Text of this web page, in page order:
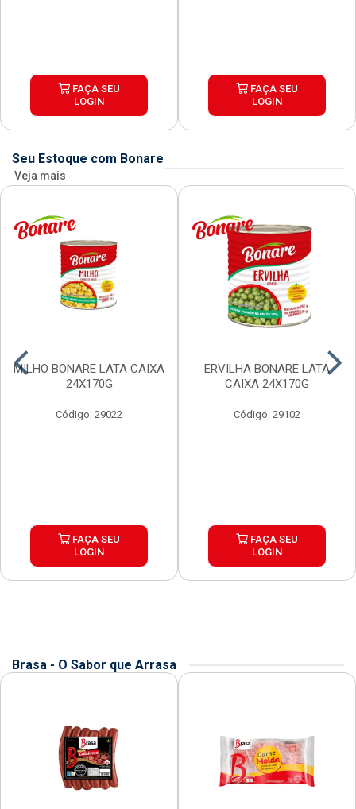
FAÇA SEU
LOGIN
FAÇA SEU
LOGIN
Seu Estoque com Bonare
Veja mais
MILHO BONARE LATA CAIXA
24X170G
Código: 29022
FAÇA SEU
LOGIN
ERVILHA BONARE LATA
CAIXA 24X170G
Código: 29102
FAÇA SEU
LOGIN
Brasa - O Sabor que Arrasa